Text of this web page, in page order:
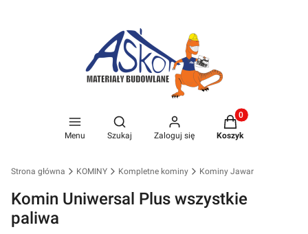
Menu
Otwórz wyszukiwarkę
Szukaj Zaloguj się
Produkty w
Koszyk
Strona główna KOMINY Kompletne kominy Kominy Jawar
Komin Uniwersal Plus wszystkie
paliwa